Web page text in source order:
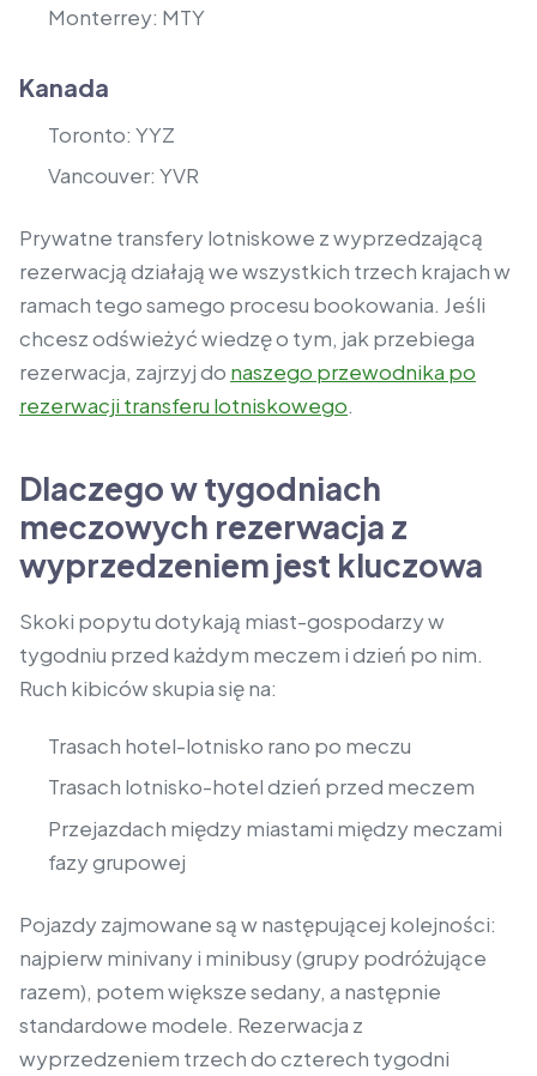
Monterrey: MTY
Kanada
Toronto: YYZ
Vancouver: YVR
Prywatne transfery lotniskowe z wyprzedzającą
rezerwacją działają we wszystkich trzech krajach w
ramach tego samego procesu bookowania. Jeśli
chcesz odświeżyć wiedzę o tym, jak przebiega
rezerwacja, zajrzyj do naszego przewodnika po
rezerwacji transferu lotniskowego.
Dlaczego w tygodniach
meczowych rezerwacja z
wyprzedzeniem jest kluczowa
Skoki popytu dotykają miast-gospodarzy w
tygodniu przed każdym meczem i dzień po nim.
Ruch kibiców skupia się na:
Trasach hotel-lotnisko rano po meczu
Trasach lotnisko-hotel dzień przed meczem
Przejazdach między miastami między meczami
fazy grupowej
Pojazdy zajmowane są w następującej kolejności:
najpierw minivany i minibusy (grupy podróżujące
razem), potem większe sedany, a następnie
standardowe modele. Rezerwacja z
wyprzedzeniem trzech do czterech tygodni